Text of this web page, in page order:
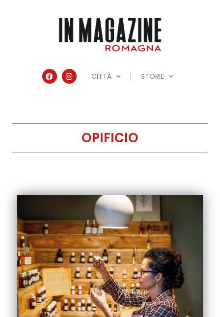
CITTÀ STORIE
OPIFICIO